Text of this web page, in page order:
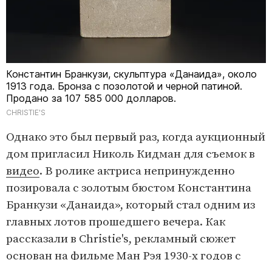
Константин Бранкузи, скульптура «Данаида», около
1913 года. Бронза с позолотой и черной патиной.
Продано за 107 585 000 долларов.
CHRISTIE'S
Однако это был первый раз, когда аукционный
дом пригласил Николь Кидман для съемок в
видео. В ролике актриса непринужденно
позировала с золотым бюстом Константина
Бранкузи «Данаида», который стал одним из
главных лотов прошедшего вечера. Как
рассказали в Christie's, рекламный сюжет
основан на фильме Ман Рэя 1930-х годов с